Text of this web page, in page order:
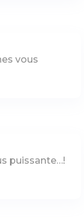
vous
puissante…!